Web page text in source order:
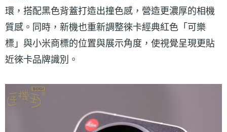
環，搭配黑色背蓋打造出撞色感，營造更濃厚的相機
質感。同時，新機也重新調整徠卡經典紅色「可樂
標」與小米商標的位置與展示角度，使視覺呈現更貼
近徠卡品牌識別。